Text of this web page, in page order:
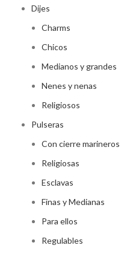
Dijes
Charms
Chicos
Medianos y grandes
Nenes y nenas
Religiosos
Pulseras
Con cierre marineros
Religiosas
Esclavas
Finas y Medianas
Para ellos
Regulables